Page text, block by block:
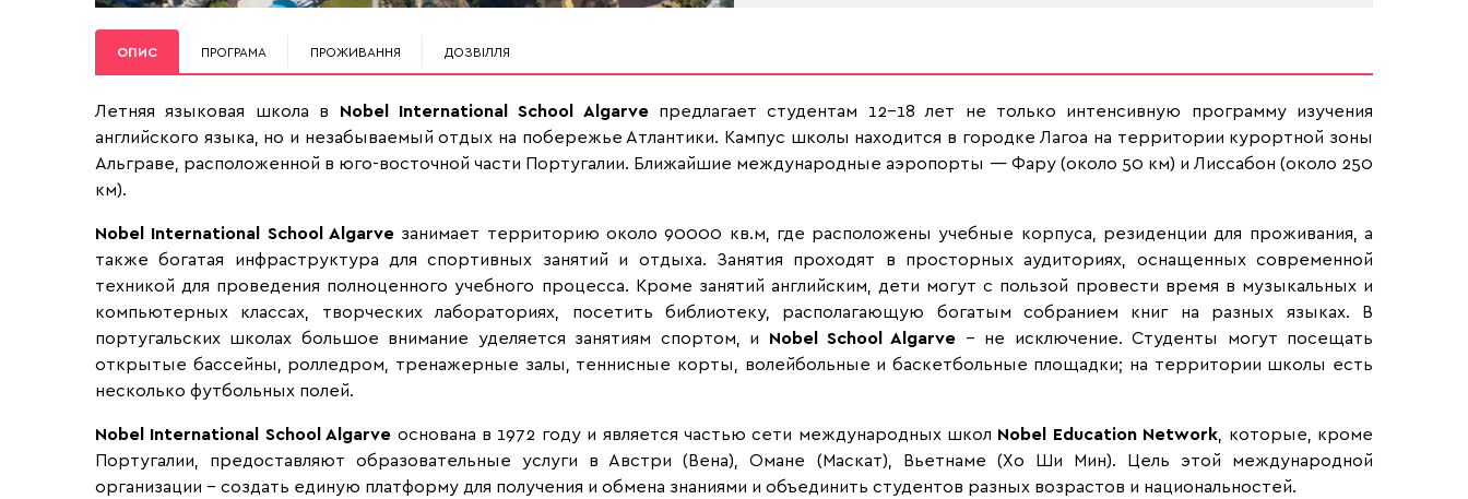
ОПИС ПРОГРАМА ПРОЖИВАННЯ ДОЗВІЛЛЯ
Летняя языковая школа в Nobel International School Algarveпредлагает студентам 12-18 лет не только интенсивную программу изучения
английского языка, но и незабываемый отдых на побережье Атлантики. Кампус школы находится в городке Лагоа на территории курортной зоны
Альграве, расположенной в юго-восточной части Португалии. Ближайшие международные аэропорты — Фару (около 50 км) и Лиссабон (около 250
км).
Nobel International School Algarveзанимает территорию около 90000 кв.м, где расположены учебные корпуса, резиденции для проживания, а
также богатая инфраструктура для спортивных занятий и отдыха. Занятия проходят в просторных аудиториях, оснащенных современной
техникой для проведения полноценного учебного процесса. Кроме занятий английским, дети могут с пользой провести время в музыкальных и
компьютерных классах, творческих лабораториях, посетить библиотеку, располагающую богатым собранием книг на разных языках. В
португальских школах большое внимание уделяется занятиям спортом, и Nobel School Algarve – не исключение. Студенты могут посещать
открытые бассейны, ролледром, тренажерные залы, теннисные корты, волейбольные и баскетбольные площадки; на территории школы есть
несколько футбольных полей.
Nobel International School Algarve основана в 1972 году и является частью сети международных школ Nobel Education Network, которые, кроме
Португалии, предоставляют образовательные услуги в Австри (Вена), Омане (Маскат), Вьетнаме (Хо Ши Мин). Цель этой международной
организации – создать единую платформу для получения и обмена знаниями и объединить студентов разных возрастов и национальностей.